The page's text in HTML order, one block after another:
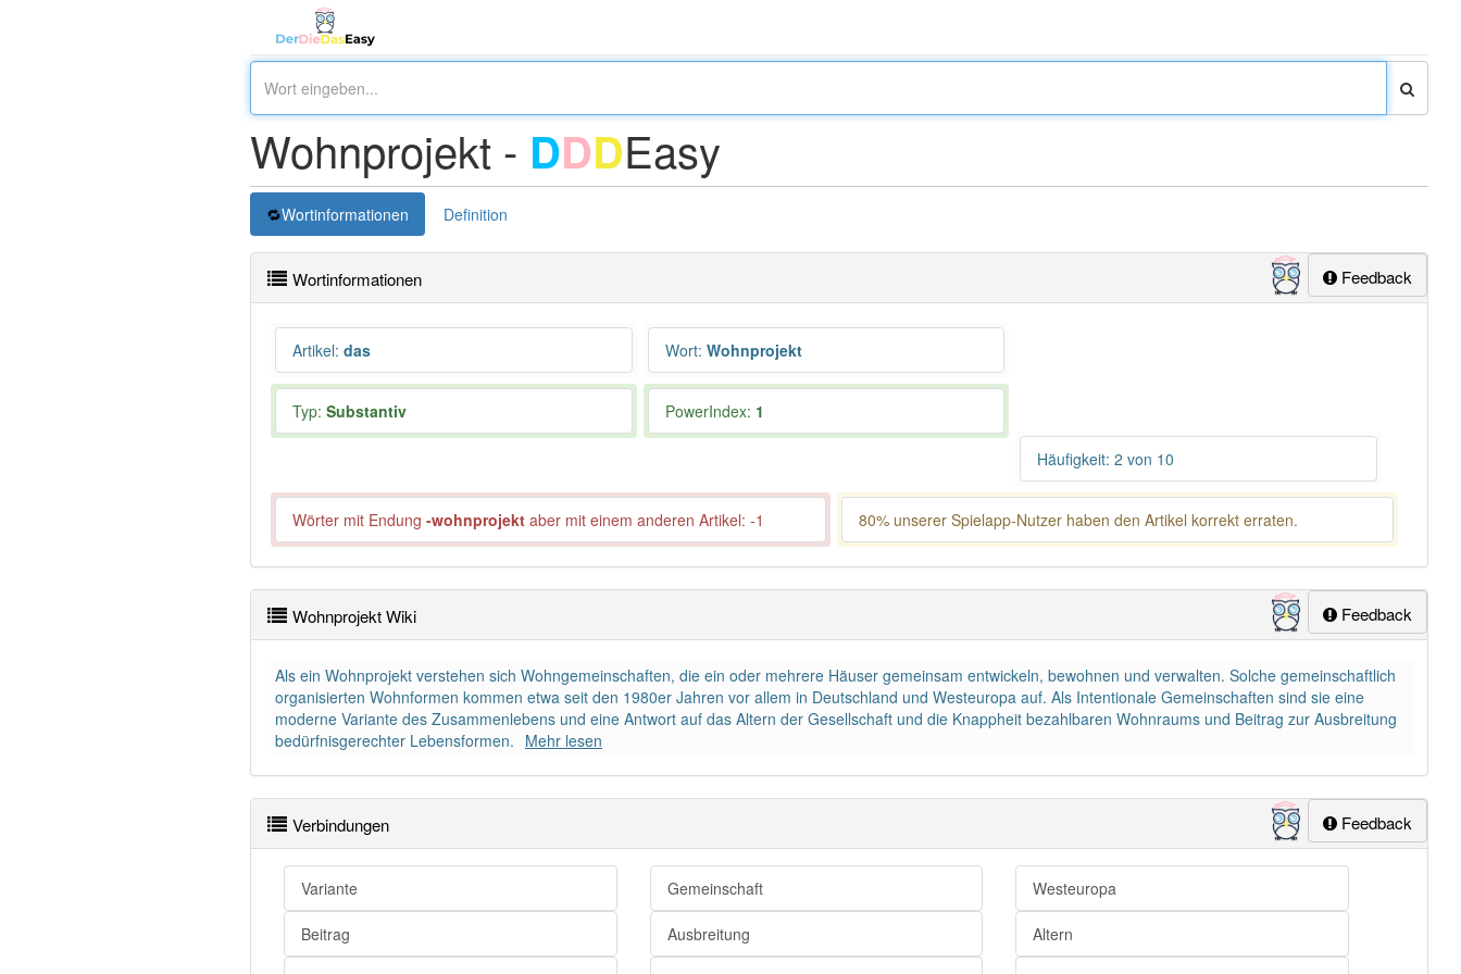
Wohnprojekt - DDDEasy
Wortinformationen Definition
Feedback
Wortinformationen
Artikel: das Wort: Wohnprojekt
Typ: Substantiv PowerIndex: 1
Häufigkeit: 2 von 10
Wörter mit Endung -wohnprojekt aber mit einem anderen Artikel: -1 80% unserer Spielapp-Nutzer haben den Artikel korrekt erraten.
Feedback
Wohnprojekt Wiki
Als ein Wohnprojekt verstehen sich Wohngemeinschaften, die ein oder mehrere Häuser gemeinsam entwickeln, bewohnen und verwalten. Solche gemeinschaftlich
organisierten Wohnformen kommen etwa seit den 1980er Jahren vor allem in Deutschland und Westeuropa auf. Als Intentionale Gemeinschaften sind sie eine
moderne Variante des Zusammenlebens und eine Antwort auf das Altern der Gesellschaft und die Knappheit bezahlbaren Wohnraums und Beitrag zur Ausbreitung
bedürfnisgerechter Lebensformen. Mehr lesen
Feedback
Verbindungen
Variante Gemeinschaft Westeuropa
Beitrag Ausbreitung Altern